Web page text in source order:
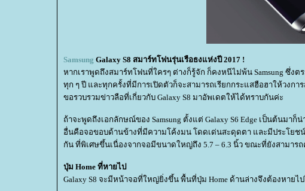
Samsung Galaxy S8 สมาร์ทโฟนรุ่นเรือธงแห่งปี 2017 !
หากเราพูดถึงสมาร์ทโฟนที่ใครๆ ต่างก็รู้จัก ก็คงหนีไม่พ้น Samsung ซึ่งตร
ทุก ๆ ปี และทุกครั้งที่มีการเปิดตัวก็จะสามารถเรียกกระแสฮือฮาให้วงกา
ขอรวบรวมข่าวลือที่เกี่ยวกับ Galaxy S8 มาอัพเดตให้ได้ทราบกันค่ะ
ถ้าจะพูดถึงเอกลักษณ์ของ Samsung ตั้งแต่ Galaxy S6 Edge เป็นต้นมาก็
อื่นคือจอขอบด้านข้างที่มีความโค้งมน โดดเด่นสะดุดตา และมีประโยช
กัน ที่พิเศษขึ้นเนื่องจากจอมีขนาดใหญ่ถึง 5.7 – 6.3 นิ้ว ขณะที่ยังสามา
ปุ่ม Home ที่หายไป
Galaxy S8 จะมีหน้าจอที่ใหญ่ยิ่งขึ้น พื้นที่ปุ่ม Home ด้านล่างจึงต้องหาย